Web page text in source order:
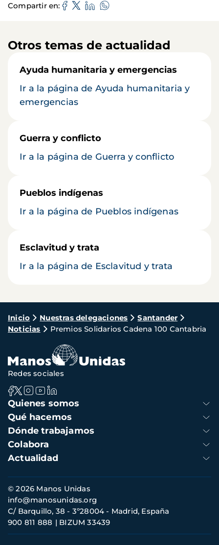
Compartir en
Otros temas de actualidad
Ayuda humanitaria y emergencias
Ir a la página de Ayuda humanitaria y
emergencias
Guerra y conflicto
Ir a la página de Guerra y conflicto
Pueblos indígenas
Ir a la página de Pueblos indígenas
Esclavitud y trata
Ir a la página de Esclavitud y trata
Ruta
de
navegación
Inicio Nuestras delegaciones
Santander
Noticias
Premios Solidarios Cadena 100 Cantabria
Navegación
principal
Quienes somos
Qué hacemos
Dónde trabajamos
Colabora
Actualidad
Redes sociales
Información
de
contacto
© 2026 Manos Unidas
C/ Barquillo, 38 - 3º28004 - Madrid, España
900 811 888
BIZUM 33439
info@manosunidas.org